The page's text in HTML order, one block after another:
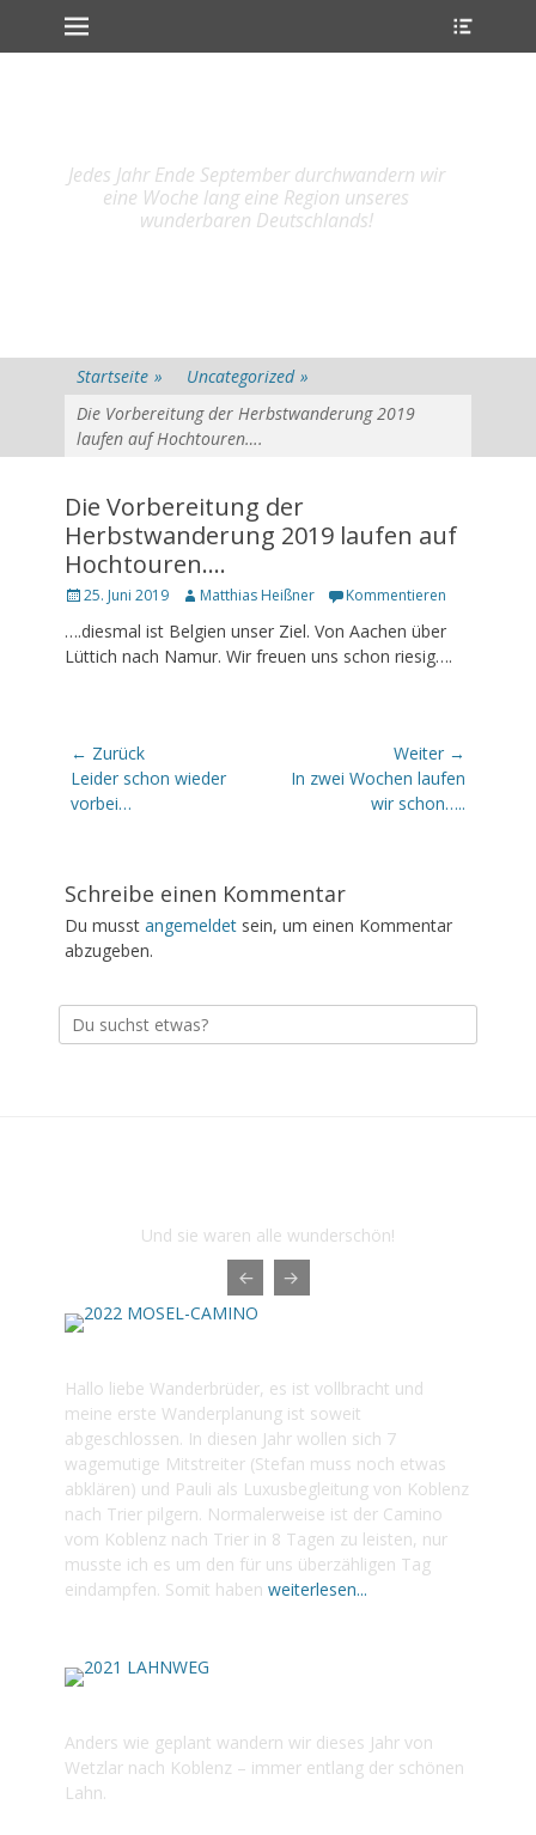
Weiter
zum
Primärmenu
Jedes Jahr Ende September durchwandern wir
eine Woche lang eine Region unseres
wunderbaren Deutschlands!
Startseite » Uncategorized »
Die Vorbereitung der Herbstwanderung 2019
laufen auf Hochtouren….
Die Vorbereitung der
Herbstwanderung 2019 laufen auf
Hochtouren….
Veröffentlicht
25. Juni 2019 AutorMatthias Heißner Kommentieren
….diesmal ist Belgien unser Ziel. Von Aachen über
Lüttich nach Namur. Wir freuen uns schon riesig….
Beitragsnavigation
← Zurück
Vorhergehender
Beitrag:
Leider schon wieder
vorbei…
Weiter →
Nächster
In zwei Wochen laufen
wir schon…..
Schreibe einen Kommentar
Du musst angemeldet sein, um einen Kommentar
abzugeben.
Suche
nach:
Und sie waren alle wunderschön!
Hallo liebe Wanderbrüder, es ist vollbracht und
meine erste Wanderplanung ist soweit
abgeschlossen. In diesen Jahr wollen sich 7
wagemutige Mitstreiter (Stefan muss noch etwas
abklären) und Pauli als Luxusbegleitung von Koblenz
nach Trier pilgern. Normalerweise ist der Camino
vom Koblenz nach Trier in 8 Tagen zu leisten, nur
musste ich es um den für uns überzähligen Tag
eindampfen. Somit haben weiterlesen...
Anders wie geplant wandern wir dieses Jahr von
Wetzlar nach Koblenz – immer entlang der schönen
Lahn.